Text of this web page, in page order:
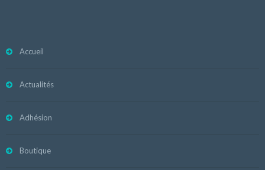
Accueil
Actualités
Adhésion
Boutique